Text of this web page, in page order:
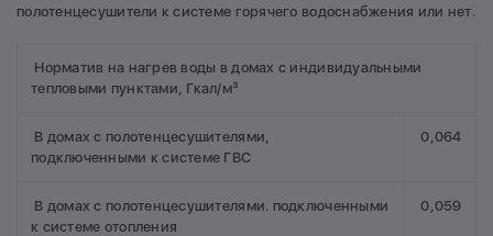
полотенцесушители к системе горячего водоснабжения или нет.
Норматив на нагрев воды в домах с индивидуальными
тепловыми пунктами, Гкал/м³
В домах с полотенцесушителями,
подключенными к системе ГВС
0,064
В домах с полотенцесушителями. подключенными
к системе отопления
0,059